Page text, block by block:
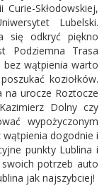
Skłodowskiej,
Lubelski.
się odkryć piękno
Podziemna Trasa
bez wątpienia warto
koziołków.
na urocze Roztocze
Dolny czy
wypożyczonym
dogodnie i
punkty Lublina i
potrzeb auto
jak najszybciej!